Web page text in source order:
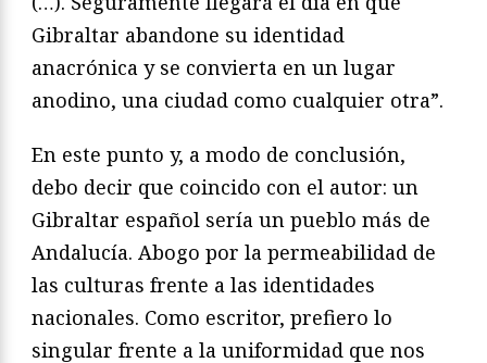
Gibraltar abandone su identidad
anacrónica y se convierta en un lugar
anodino, una ciudad como cualquier otra”.
En este punto y, a modo de conclusión,
debo decir que coincido con el autor: un
Gibraltar español sería un pueblo más de
Andalucía. Abogo por la permeabilidad de
las culturas frente a las identidades
nacionales. Como escritor, prefiero lo
singular frente a la uniformidad que nos